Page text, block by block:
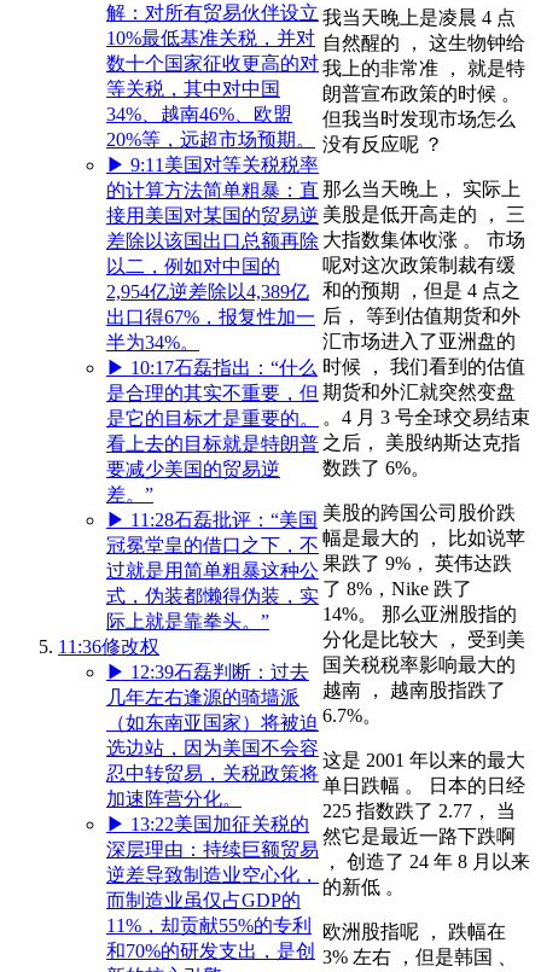
解：对所有贸易伙伴设立
10%最低基准关税，并对
数十个国家征收更高的对
等关税，其中对中国
34%、越南46%、欧盟
20%等，远超市场预期。
▶ 9:11 美国对等关税税率
的计算方法简单粗暴：直
接用美国对某国的贸易逆
差除以该国出口总额再除
以二，例如对中国的
2,954亿逆差除以4,389亿
出口得67%，报复性加一
半为34%。
▶ 10:17石磊指出：“什么
是合理的其实不重要，但
是它的目标才是重要的。
看上去的目标就是特朗普
要减少美国的贸易逆
差。”
▶ 11:28石磊批评：“美国
冠冕堂皇的借口之下，不
过就是用简单粗暴这种公
式，伪装都懒得伪装，实
际上就是靠拳头。”
11:36修改权
▶ 12:39石磊判断：过去
几年左右逢源的骑墙派
（如东南亚国家）将被迫
选边站，因为美国不会容
忍中转贸易，关税政策将
加速阵营分化。
▶ 13:22美国加征关税的
深层理由：持续巨额贸易
逆差导致制造业空心化，
而制造业虽仅占GDP的
11%，却贡献55%的专利
和70%的研发支出，是创
我当天晚上是凌晨 4 点
自然醒的 ， 这生物钟给
我上的非常准 ， 就是特
朗普宣布政策的时候 。
但我当时发现市场怎么
没有反应呢 ？
那么当天晚上， 实际上
美股是低开高走的 ， 三
大指数集体收涨 。 市场
呢对这次政策制裁有缓
和的预期 ，但是 4 点之
后， 等到估值期货和外
汇市场进入了亚洲盘的
时候 ， 我们看到的估值
期货和外汇就突然变盘
。4 月 3 号全球交易结束
之后， 美股纳斯达克指
数跌了 6%。
美股的跨国公司股价跌
幅是最大的 ， 比如说苹
果跌了 9%， 英伟达跌
了 8%，Nike 跌了
14%。 那么亚洲股指的
分化是比较大 ， 受到美
国关税税率影响最大的
越南 ， 越南股指跌了
6.7%。
这是 2001 年以来的最大
单日跌幅 。 日本的日经
225 指数跌了 2.77， 当
然它是最近一路下跌啊
， 创造了 24 年 8 月以来
的新低 。
欧洲股指呢 ， 跌幅在
3% 左右 ，但是韩国 、